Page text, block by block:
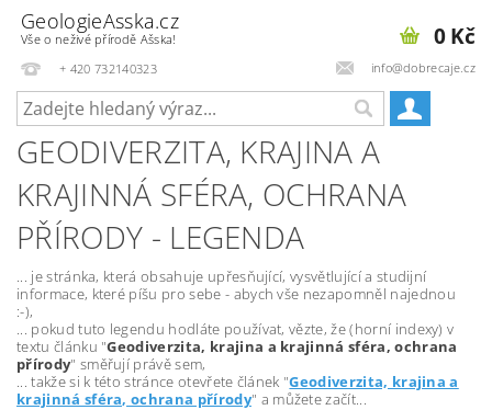
GeologieAsska.cz
Vše o neživé přírodě Ašska!
+ 420 732140323
info@dobrecaje.cz
0 Kč
GEODIVERZITA, KRAJINA A
KRAJINNÁ SFÉRA, OCHRANA
PŘÍRODY - LEGENDA
... je stránka, která obsahuje upřesňující, vysvětlující a studijní
informace, které píšu pro sebe - abych vše nezapomněl najednou
:-),
... pokud tuto legendu hodláte používat, vězte, že (horní indexy) v
textu článku "Geodiverzita, krajina a krajinná sféra, ochrana
přírody" směřují právě sem,
... takže si k této stránce otevřete článek "Geodiverzita, krajina a
krajinná sféra, ochrana přírody" a můžete začít...